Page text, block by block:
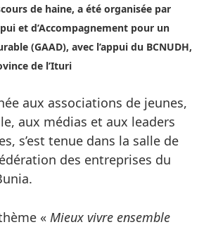
de haine, a été organisée par
et d’Accompagnement pour un
(GAAD), avec l’appui du BCNUDH,
de l’Ituri
aux associations de jeunes,
aux médias et aux leaders
s’est tenue dans la salle de
des entreprises du
« Mieux vivre ensemble